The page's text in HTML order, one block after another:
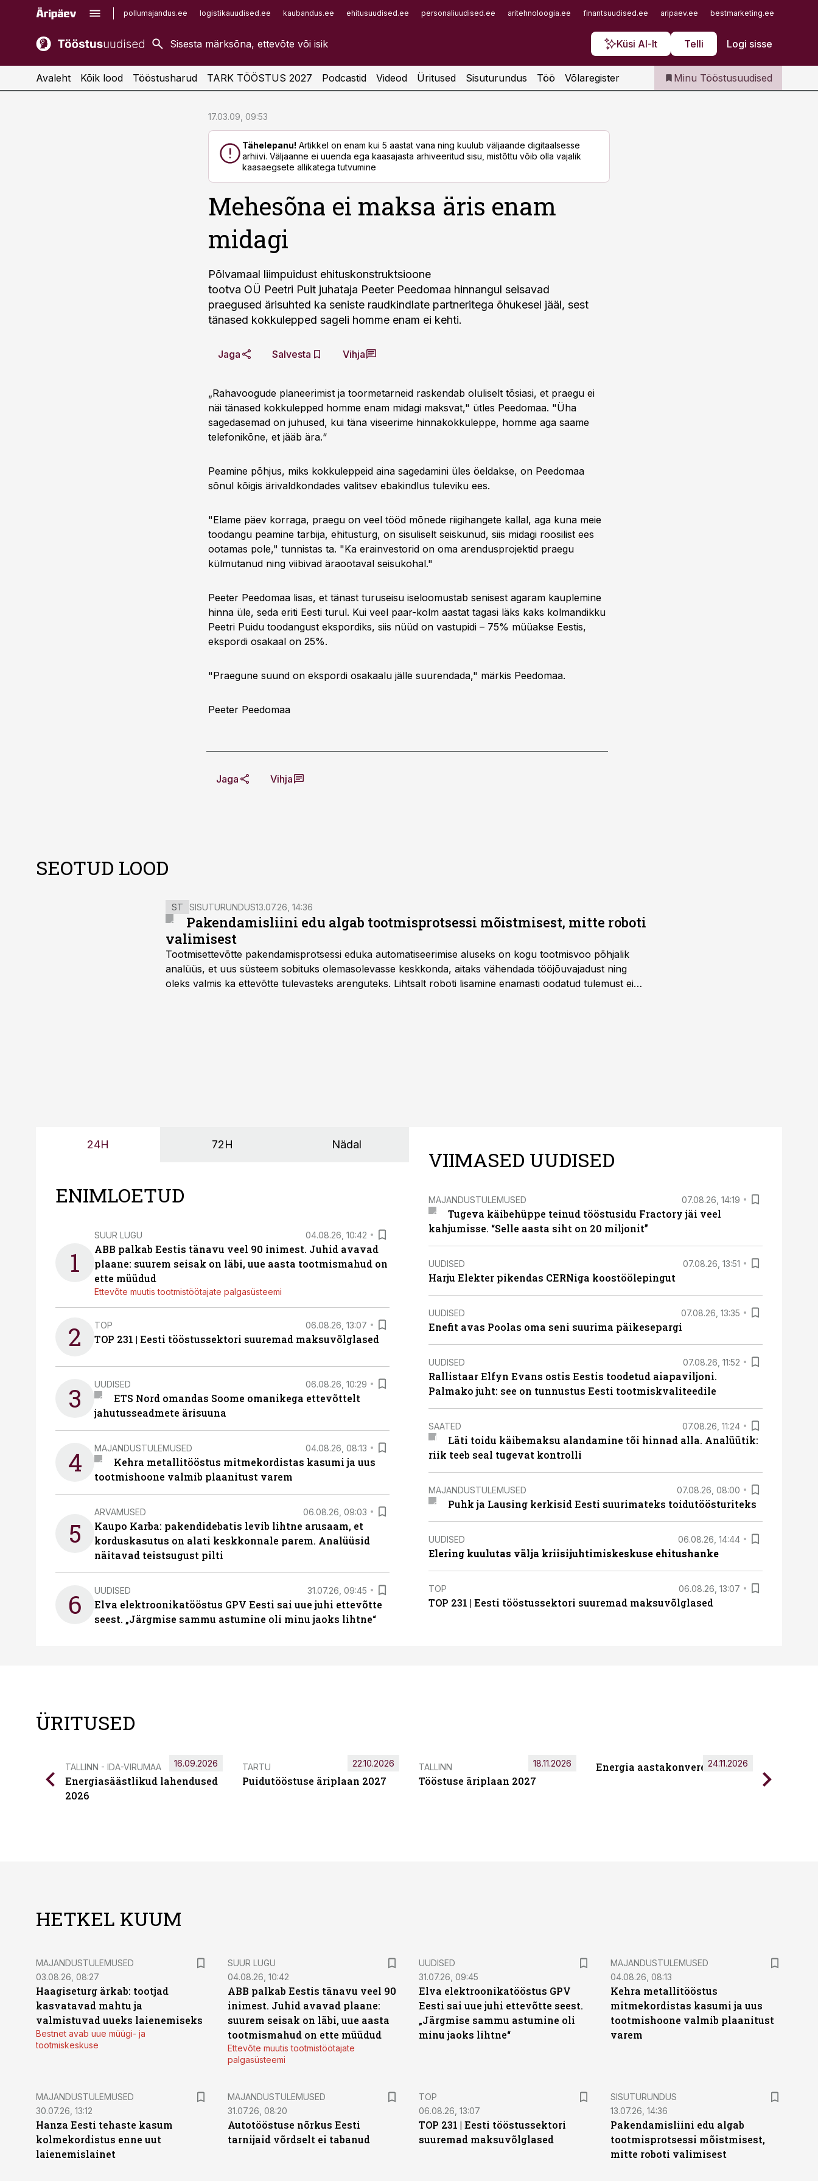
pollumajandus.ee logistikauudised.ee kaubandus.ee ehitusuudised.ee personaliuudised.ee aritehnoloogia.ee finantsuudised.ee aripaev.ee bestmarketing.ee
Küsi AI-lt Telli Logi sisse
kaubandus.ee
kinnisvarauudised.ee
imelineajalugu.ee
Infopank
Iseteenindus
Telli Tööstusuudised
Avaleht Kõik lood Tööstusharud TARK TÖÖSTUS 2027 Podcastid Videod Üritused Sisuturundus Töö Võlaregister Minu Tööstusuudised
17.03.09, 09:53
Tähelepanu! Artikkel on enam kui 5 aastat vana ning kuulub väljaande digitaalsesse
arhiivi. Väljaanne ei uuenda ega kaasajasta arhiveeritud sisu, mistõttu võib olla vajalik
kaasaegsete allikatega tutvumine
Mehesõna ei maksa äris enam
midagi
Põlvamaal liimpuidust ehituskonstruktsioone
tootva OÜ Peetri Puit juhataja Peeter Peedomaa hinnangul seisavad
praegused ärisuhted ka seniste raudkindlate partneritega õhukesel jääl, sest
tänased kokkulepped sageli homme enam ei kehti.
Jaga Salvesta Vihja
„Rahavoogude planeerimist ja toormetarneid raskendab oluliselt tõsiasi, et praegu ei
näi tänased kokkulepped homme enam midagi maksvat," ütles Peedomaa. "Üha
sagedasemad on juhused, kui täna viseerime hinnakokkuleppe, homme aga saame
telefonikõne, et jääb ära.“
Peamine põhjus, miks kokkuleppeid aina sagedamini üles öeldakse, on Peedomaa
sõnul kõigis ärivaldkondades valitsev ebakindlus tuleviku ees.
"Elame päev korraga, praegu on veel tööd mõnede riigihangete kallal, aga kuna meie
toodangu peamine tarbija, ehitusturg, on sisuliselt seiskunud, siis midagi roosilist ees
ootamas pole," tunnistas ta. "Ka erainvestorid on oma arendusprojektid praegu
külmutanud ning viibivad äraootaval seisukohal."
Peeter Peedomaa lisas, et tänast turuseisu iseloomustab senisest agaram kauplemine
hinna üle, seda eriti Eesti turul. Kui veel paar-kolm aastat tagasi läks kaks kolmandikku
Peetri Puidu toodangust ekspordiks, siis nüüd on vastupidi – 75% müüakse Eestis,
ekspordi osakaal on 25%.
"Praegune suund on ekspordi osakaalu jälle suurendada," märkis Peedomaa.
Peeter Peedomaa
Jaga Vihja
SEOTUD LOOD
ST SISUTURUNDUS13.07.26, 14:36
Pakendamisliini edu algab tootmisprotsessi mõistmisest, mitte roboti
valimisest
Tootmisettevõtte pakendamisprotsessi eduka automatiseerimise aluseks on kogu tootmisvoo põhjalik
analüüs, et uus süsteem sobituks olemasolevasse keskkonda, aitaks vähendada tööjõuvajadust ning
oleks valmis ka ettevõtte tulevasteks arenguteks. Lihtsalt roboti lisamine enamasti oodatud tulemust ei
24H 72H Nädal
ENIMLOETUD
1
SUUR LUGU 04.08.26, 10:42
ABB palkab Eestis tänavu veel 90 inimest. Juhid avavad
plaane: suurem seisak on läbi, uue aasta tootmismahud on
ette müüdud
Ettevõte muutis tootmistöötajate palgasüsteemi
2 TOP 06.08.26, 13:07
TOP 231 | Eesti tööstussektori suuremad maksuvõlglased
3 UUDISED 06.08.26, 10:29
ETS Nord omandas Soome omanikega ettevõttelt
jahutusseadmete ärisuuna
4 MAJANDUSTULEMUSED 04.08.26, 08:13
Kehra metallitööstus mitmekordistas kasumi ja uus
tootmishoone valmib plaanitust varem
5
ARVAMUSED 06.08.26, 09:03
Kaupo Karba: pakendidebatis levib lihtne arusaam, et
korduskasutus on alati keskkonnale parem. Analüüsid
näitavad teistsugust pilti
6 UUDISED 31.07.26, 09:45
Elva elektroonikatööstus GPV Eesti sai uue juhi ettevõtte
seest. „Järgmise sammu astumine oli minu jaoks lihtne“
VIIMASED UUDISED
MAJANDUSTULEMUSED 07.08.26, 14:19
Tugeva käibehüppe teinud tööstusidu Fractory jäi veel
kahjumisse. “Selle aasta siht on 20 miljonit”
UUDISED 07.08.26, 13:51
Harju Elekter pikendas CERNiga koostöölepingut
UUDISED 07.08.26, 13:35
Enefit avas Poolas oma seni suurima päikesepargi
UUDISED 07.08.26, 11:52
Rallistaar Elfyn Evans ostis Eestis toodetud aiapaviljoni.
Palmako juht: see on tunnustus Eesti tootmiskvaliteedile
SAATED 07.08.26, 11:24
Läti toidu käibemaksu alandamine tõi hinnad alla. Analüütik:
riik teeb seal tugevat kontrolli
MAJANDUSTULEMUSED 07.08.26, 08:00
Puhk ja Lausing kerkisid Eesti suurimateks toidutöösturiteks
UUDISED 06.08.26, 14:44
Elering kuulutas välja kriisijuhtimiskeskuse ehitushanke
TOP 06.08.26, 13:07
TOP 231 | Eesti tööstussektori suuremad maksuvõlglased
ÜRITUSED
TALLINN - IDA-VIRUMAA
Energiasäästlikud lahendused
2026
16.09.2026 TARTU
Puidutööstuse äriplaan 2027
22.10.2026 TALLINN
Tööstuse äriplaan 2027
18.11.2026 Energia aastakonverents 2026
24.11.2026
HETKEL KUUM
MAJANDUSTULEMUSED
03.08.26, 08:27
Haagiseturg ärkab: tootjad
kasvatavad mahtu ja
valmistuvad uueks laienemiseks
Bestnet avab uue müügi- ja
tootmiskeskuse
SUUR LUGU
04.08.26, 10:42
ABB palkab Eestis tänavu veel 90
inimest. Juhid avavad plaane:
suurem seisak on läbi, uue aasta
tootmismahud on ette müüdud
Ettevõte muutis tootmistöötajate
palgasüsteemi
UUDISED
31.07.26, 09:45
Elva elektroonikatööstus GPV
Eesti sai uue juhi ettevõtte seest.
„Järgmise sammu astumine oli
minu jaoks lihtne“
MAJANDUSTULEMUSED
04.08.26, 08:13
Kehra metallitööstus
mitmekordistas kasumi ja uus
tootmishoone valmib plaanitust
varem
MAJANDUSTULEMUSED
30.07.26, 13:12
Hanza Eesti tehaste kasum
kolmekordistus enne uut
laienemislainet
MAJANDUSTULEMUSED
31.07.26, 08:20
Autotööstuse nõrkus Eesti
tarnijaid võrdselt ei tabanud
TOP
06.08.26, 13:07
TOP 231 | Eesti tööstussektori
suuremad maksuvõlglased
ST
SISUTURUNDUS
13.07.26, 14:36
Pakendamisliini edu algab
tootmisprotsessi mõistmisest,
mitte roboti valimisest